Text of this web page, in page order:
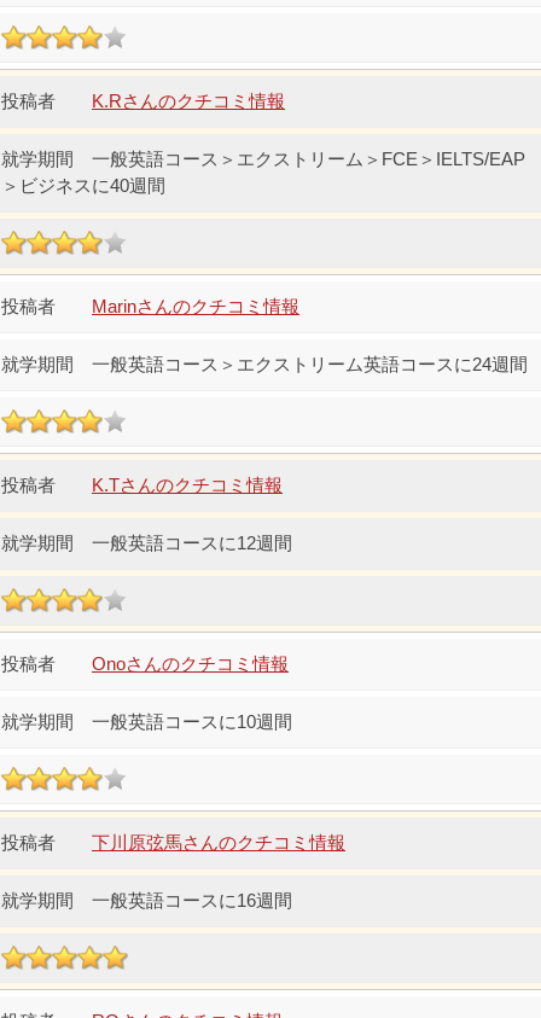
K.Rさんのクチコミ情報
一般英語コース＞エクストリーム＞FCE＞IELTS/EAP
＞ビジネスに40週間
Marinさんのクチコミ情報
一般英語コース＞エクストリーム英語コースに24週間
K.Tさんのクチコミ情報
一般英語コースに12週間
Onoさんのクチコミ情報
一般英語コースに10週間
下川原弦馬さんのクチコミ情報
一般英語コースに16週間